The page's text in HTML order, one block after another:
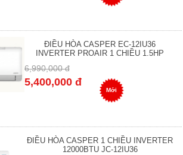
ĐIỀU HÒA CASPER EC-12IU36
INVERTER PROAIR 1 CHIỀU 1.5HP
6,990,000 đ
5,400,000 đ
Mới
ĐIỀU HÒA CASPER 1 CHIỀU INVERTER
12000BTU JC-12IU36